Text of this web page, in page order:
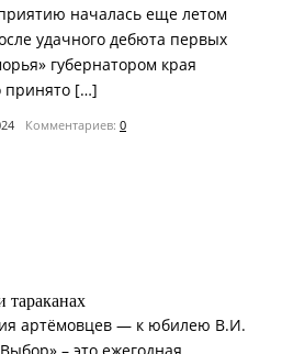
началась еще летом
удачного дебюта первых
губернатором края
принято […]
Комментариев: 0
артёмовцев — к юбилею В.И.